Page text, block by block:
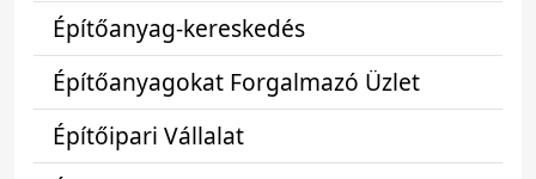
Építőanyag-kereskedés
Építőanyagokat Forgalmazó Üzlet
Építőipari Vállalat